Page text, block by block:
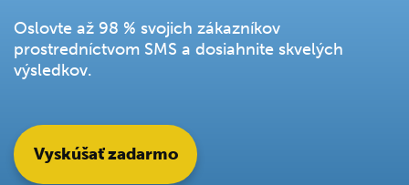
Oslovte až 98 % svojich zákazníkov
prostredníctvom SMS a dosiahnite skvelých
výsledkov.
Vyskúšať zadarmo